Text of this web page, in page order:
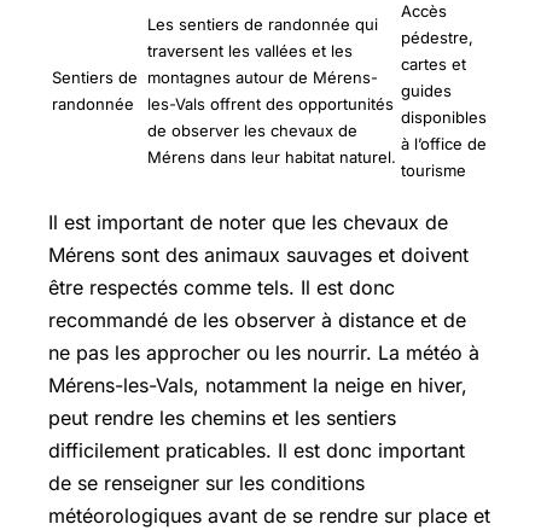
Sentiers de
randonnée
Les sentiers de randonnée qui
traversent les vallées et les
montagnes autour de Mérens-
les-Vals offrent des opportunités
de observer les chevaux de
Mérens dans leur habitat naturel.
Accès
pédestre,
cartes et
guides
disponibles
à l’office de
tourisme
Il est important de noter que les chevaux de
Mérens sont des animaux sauvages et doivent
être respectés comme tels. Il est donc
recommandé de les observer à distance et de
ne pas les approcher ou les nourrir. La météo à
Mérens-les-Vals, notamment la neige en hiver,
peut rendre les chemins et les sentiers
difficilement praticables. Il est donc important
de se renseigner sur les conditions
météorologiques avant de se rendre sur place et